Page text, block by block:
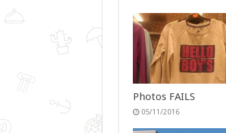
Photos FAILS
05/11/2016